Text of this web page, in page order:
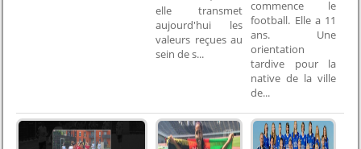
elle transmet
aujourd'hui les
valeurs reçues au
sein de s...
commence le
football. Elle a 11
ans. Une
orientation
tardive pour la
native de la ville
de...